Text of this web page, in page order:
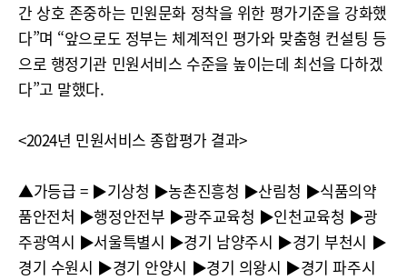
간 상호 존중하는 민원문화 정착을 위한 평가기준을 강화했
다”며 “앞으로도 정부는 체계적인 평가와 맞춤형 컨설팅 등
으로 행정기관 민원서비스 수준을 높이는데 최선을 다하겠
다”고 말했다.
<2024년 민원서비스 종합평가 결과>
▲가등급 = ▶︎기상청 ▶︎농촌진흥청 ▶︎산림청 ▶︎식품의약
품안전처 ▶︎행정안전부 ▶︎광주교육청 ▶︎인천교육청 ▶︎광
주광역시 ▶︎서울특별시 ▶︎경기 남양주시 ▶︎경기 부천시 ▶︎
경기 수원시 ▶︎경기 안양시 ▶︎경기 의왕시 ▶︎경기 파주시